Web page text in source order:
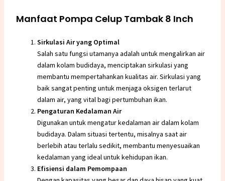
Manfaat Pompa Celup Tambak 8 Inch
Sirkulasi Air yang Optimal
Salah satu fungsi utamanya adalah untuk mengalirkan air
dalam kolam budidaya, menciptakan sirkulasi yang
membantu mempertahankan kualitas air. Sirkulasi yang
baik sangat penting untuk menjaga oksigen terlarut
dalam air, yang vital bagi pertumbuhan ikan.
Pengaturan Kedalaman Air
Digunakan untuk mengatur kedalaman air dalam kolam
budidaya. Dalam situasi tertentu, misalnya saat air
berlebih atau terlalu sedikit, membantu menyesuaikan
kedalaman yang ideal untuk kehidupan ikan.
Efisiensi dalam Pemompaan